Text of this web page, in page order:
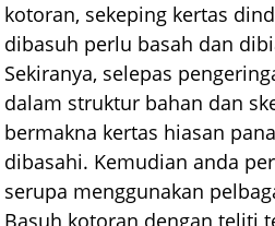
kotoran, sekeping kertas
dibasuh perlu basah dan
Sekiranya, selepas
dalam struktur bahan dan
bermakna kertas hiasan
dibasahi. Kemudian anda
serupa menggunakan